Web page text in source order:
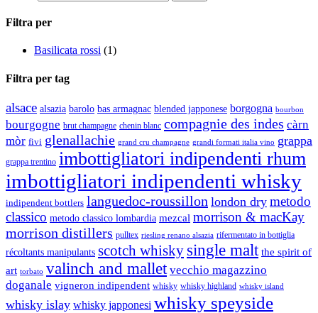
Filtra per
Basilicata rossi (1)
Filtra per tag
alsace alsazia barolo bas armagnac blended japponese borgogna bourbon
bourgogne brut champagne chenin blanc compagnie des indes càrn
mòr fivi glenallachie grand cru champagne grandi formati italia vino grappa
grappa trentino imbottigliatori indipendenti rhum
imbottigliatori indipendenti whisky
indipendent bottlers languedoc-roussillon london dry metodo
classico metodo classico lombardia mezcal morrison & macKay
morrison distillers pulltex riesling renano alsazia rifermentato in bottiglia
récoltants manipulants scotch whisky single malt the spirit of
art torbato valinch and mallet vecchio magazzino
doganale vigneron indipendent whisky whisky highland whisky island
whisky islay whisky japponesi whisky speyside